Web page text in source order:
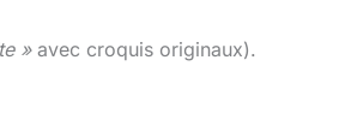
»avec croquis originaux).